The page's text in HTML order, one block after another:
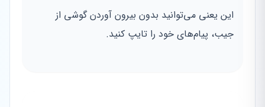
این یعنی می‌توانید بدون بیرون آوردن گوشی از
جیب، پیام‌های خود را تایپ کنید.